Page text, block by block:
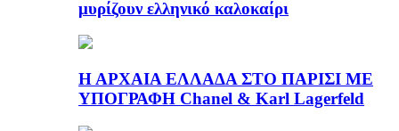
μυρίζουν ελληνικό καλοκαίρι
Η ΑΡΧΑΙΑ ΕΛΛΑΔΑ ΣΤΟ ΠΑΡΙΣΙ ΜΕ
ΥΠΟΓΡΑΦΗ Chanel & Karl Lagerfeld